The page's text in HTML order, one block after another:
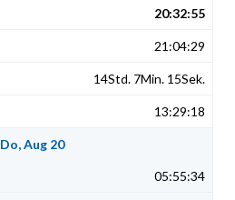
20:32:55
21:04:29
14Std. 7Min. 15Sek.
13:29:18
Do, Aug 20
05:55:34